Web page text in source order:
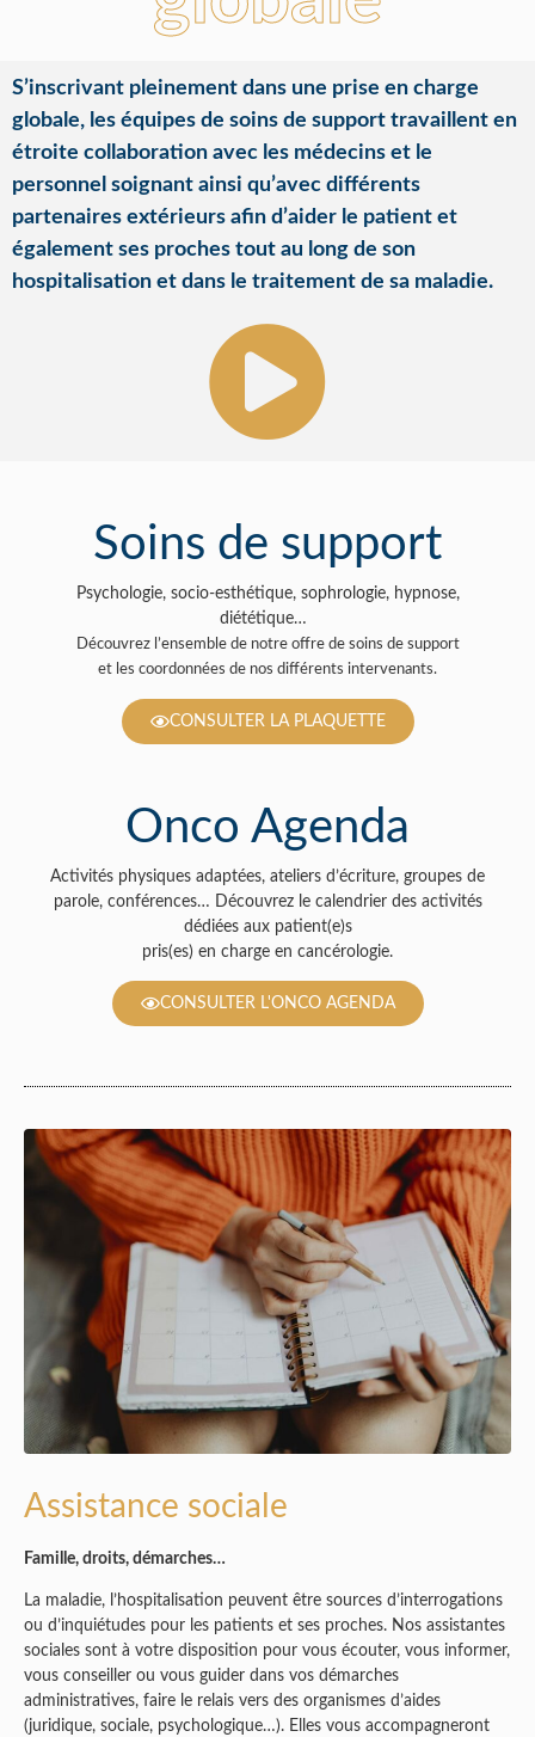
S’inscrivant pleinement dans une prise en charge
globale, les équipes de soins de support travaillent en
étroite collaboration avec les médecins et le
personnel soignant ainsi qu’avec différents
partenaires extérieurs afin d’aider le patient et
également ses proches tout au long de son
hospitalisation et dans le traitement de sa maladie.
Soins de support
Psychologie, socio-esthétique, sophrologie, hypnose,
diététique…
Découvrez l’ensemble de notre offre de soins de support
et les coordonnées de nos différents intervenants.
CONSULTER LA PLAQUETTE
Onco Agenda
Activités physiques adaptées, ateliers d’écriture, groupes de
parole, conférences… Découvrez le calendrier des activités
dédiées aux patient(e)s
pris(es) en charge en cancérologie.
CONSULTER L'ONCO AGENDA
Assistance sociale
Famille, droits, démarches…
La maladie, l’hospitalisation peuvent être sources d’interrogations
ou d’inquiétudes pour les patients et ses proches. Nos assistantes
sociales sont à votre disposition pour vous écouter, vous informer,
vous conseiller ou vous guider dans vos démarches
administratives, faire le relais vers des organismes d’aides
(juridique, sociale, psychologique…). Elles vous accompagneront